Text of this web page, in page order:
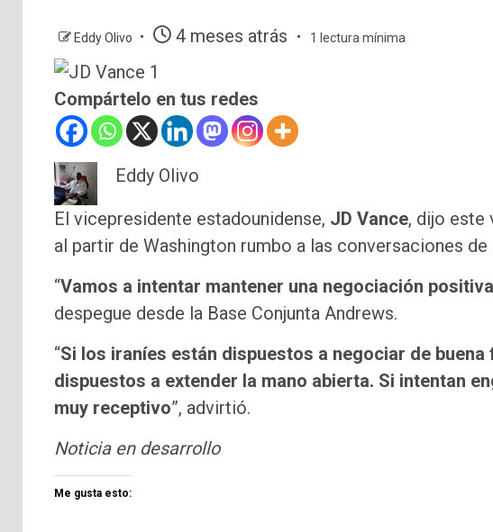
Eddy Olivo 4 meses atrás 1 lectura mínima
Compártelo en tus redes
Eddy Olivo
El vicepresidente estadounidense, JD Vance, dijo este
al partir de Washington rumbo a las conversaciones
“Vamos a intentar mantener una negociación positiva
despegue desde la Base Conjunta Andrews.
“Si los iraníes están dispuestos a negociar de
dispuestos a extender la mano abierta. Si intentan
muy receptivo”, advirtió.
Noticia en desarrollo
Me gusta esto: